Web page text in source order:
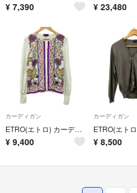
¥ 7,390 ¥ 23,480
カーディガン
ETRO(エトロ) カーディガン サイズ46 L レディース 白×ベージュ×パープル×マルチ 長袖/一部シルク
¥ 9,400
カーディガン
¥ 8,500